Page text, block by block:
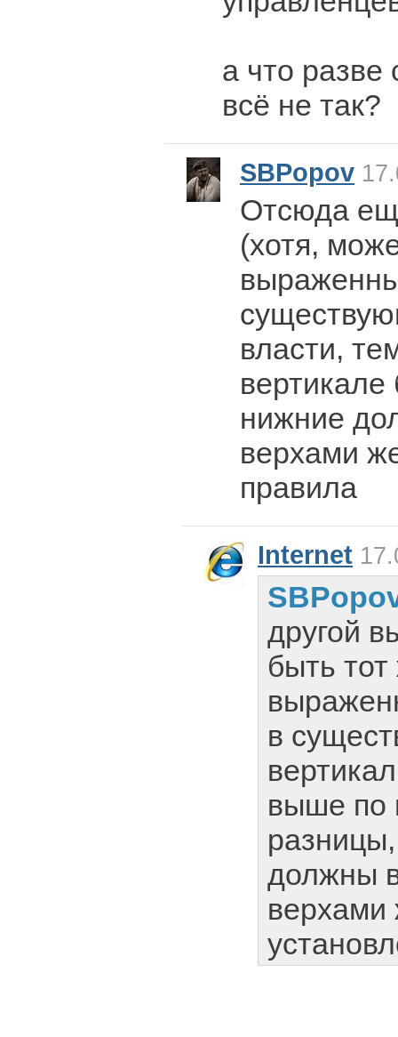
а что разве
всё не так?
SBPopov
Отсюда
(хотя,
власти,
вертикале
нижние
верхами
правила
Internet
другой
быть
в
выше по
должны
верхами